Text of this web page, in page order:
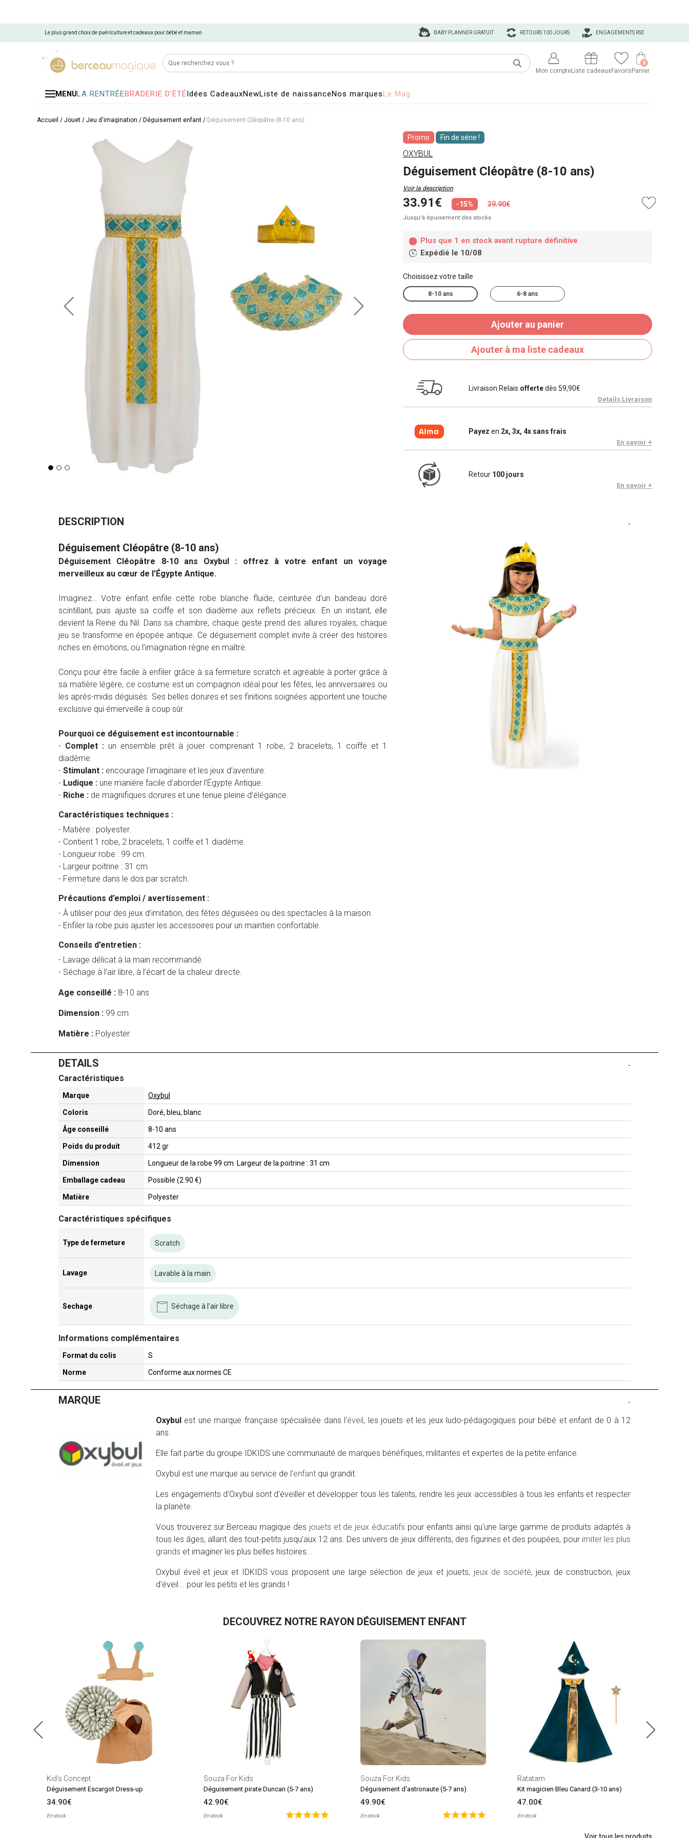
Le plus grand choix de puériculture et cadeaux pour bébé et maman ENGAGEMENTS RSE
RETOURS 100 JOURS
BABY PLANNER GRATUIT
Mon compteListe cadeauxFavoris Panier
0
MENULA RENTRÉEBRADERIE D'ÉTÉIdées CadeauxNewListe de naissanceNos marquesLe Mag
Accueil / Jouet / Jeu d'imagination / Déguisement enfant / Déguisement Cléopâtre (8-10 ans)
Promo Fin de série !
OXYBUL
Déguisement Cléopâtre (8-10 ans)
Voir la description
33.91€ -15% 39.90€
Jusqu'à épuisement des stocks
Plus que 1 en stock avant rupture définitive
Expédié le 10/08
Choisissez votre taille
8-10 ans 6-8 ans
Ajouter au panier
Ajouter à ma liste cadeaux
Livraison Relais offertedès 59,90€
Details Livraison
Payez en 2x, 3x, 4x sans frais
En savoir +
Retour 100 jours
En savoir +
DESCRIPTION -
Déguisement Cléopâtre (8-10 ans)
Déguisement Cléopâtre 8-10 ans Oxybul : offrez à votre enfant un voyage
merveilleux au cœur de l’Égypte Antique.
Imaginez… Votre enfant enfile cette robe blanche fluide, ceinturée d’un bandeau doré
scintillant, puis ajuste sa coiffe et son diadème aux reflets précieux. En un instant, elle
devient la Reine du Nil. Dans sa chambre, chaque geste prend des allures royales, chaque
jeu se transforme en épopée antique. Ce déguisement complet invite à créer des histoires
riches en émotions, où l’imagination règne en maître.
Conçu pour être facile à enfiler grâce à sa fermeture scratch et agréable à porter grâce à
sa matière légère, ce costume est un compagnon idéal pour les fêtes, les anniversaires ou
les après-midis déguisés. Ses belles dorures et ses finitions soignées apportent une touche
exclusive qui émerveille à coup sûr.
Pourquoi ce déguisement est incontournable :
- Complet : un ensemble prêt à jouer comprenant 1 robe, 2 bracelets, 1 coiffe et 1
diadème.
- Stimulant : encourage l’imaginaire et les jeux d’aventure.
- Ludique : une manière facile d’aborder l’Égypte Antique.
- Riche : de magnifiques dorures et une tenue pleine d’élégance.
Caractéristiques techniques :
- Matière : polyester.
- Contient 1 robe, 2 bracelets, 1 coiffe et 1 diadème.
- Longueur robe : 99 cm.
- Largeur poitrine : 31 cm.
- Fermeture dans le dos par scratch.
Précautions d’emploi / avertissement :
- À utiliser pour des jeux d’imitation, des fêtes déguisées ou des spectacles à la maison.
- Enfiler la robe puis ajuster les accessoires pour un maintien confortable.
Conseils d’entretien :
- Lavage délicat à la main recommandé.
- Séchage à l’air libre, à l’écart de la chaleur directe.
Age conseillé : 8-10 ans
Dimension : 99 cm
Matière : Polyester
DETAILS -
Caractéristiques
Marque Oxybul
Coloris Doré, bleu, blanc
Âge conseillé 8-10 ans
Poids du produit 412 gr
Dimension Longueur de la robe 99 cm. Largeur de la poitrine : 31 cm
Emballage cadeau Possible (2.90 €)
Matière Polyester
Caractéristiques spécifiques
Type de fermeture Scratch
Lavage Lavable à la main
Sechage Séchage à l'air libre
Informations complémentaires
Format du colis S
Norme Conforme aux normes CE
MARQUE -
Oxybul est une marque française spécialisée dans l'éveil , les jouets et les jeux ludo-pédagogiques pour bébé et enfant de 0 à 12
ans.
Elle fait partie du groupe IDKIDS une communauté de marques bénéfiques, militantes et expertes de la petite enfance.
Oxybul est une marque au service de l'enfant qui grandit.
Les engagements d'Oxybul sont d'éveiller et développer tous les talents, rendre les jeux accessibles à tous les enfants et respecter
la planète.
Vous trouverez sur Berceau magique des jouets et de jeux éducatifs pour enfants ainsi qu'une large gamme de produits adaptés à
tous les âges, allant des tout-petits jusqu'aux 12 ans. Des univers de jeux différents, des figurines et des poupées, pour imiter les plus
grands et imaginer les plus belles histoires...
Oxybul éveil et jeux et IDKIDS vous proposent une large sélection de jeux et jouets, jeux de société, jeux de construction, jeux
d'éveil... pour les petits et les grands !
DECOUVREZ NOTRE RAYON DÉGUISEMENT ENFANT
Kid's Concept
Déguisement Escargot Dress-up
34.90€
En stock
Souza For Kids
Déguisement pirate Duncan (5-7 ans)
42.90€
En stock
Souza For Kids
Déguisement d'astronaute (5-7 ans)
49.90€
En stock
Ratatam
Kit magicien Bleu Canard (3-10 ans)
47.00€
En stock